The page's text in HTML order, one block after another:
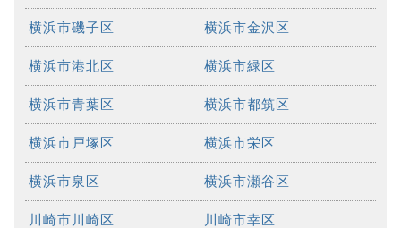
横浜市磯子区 横浜市金沢区
横浜市港北区 横浜市緑区
横浜市青葉区 横浜市都筑区
横浜市戸塚区 横浜市栄区
横浜市泉区 横浜市瀬谷区
川崎市川崎区 川崎市幸区